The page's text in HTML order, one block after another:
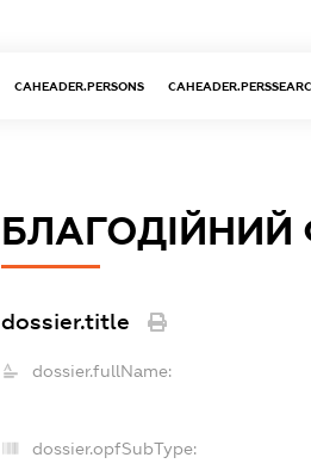
CAHEADER.PERSONS
БЛАГОДІЙНИЙ
dossier.title
dossier.fullName:
dossier.opfSubType: